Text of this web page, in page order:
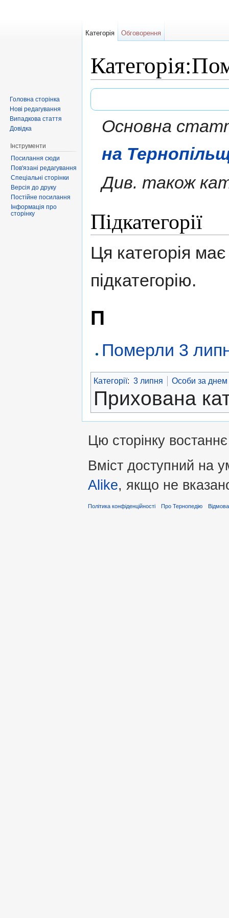
Основна
на
Див. також
Підкатегорії
Ця категорія має
підкатегорію.
П
Померли 3
Категорії: 3 липня Особи за днем
Прихована
Категорія Обговорення
Головна сторінка
Нові редагування
Випадкова стаття
Довідка
Інструменти
Посилання сюди
Пов'язані редагування
Спеціальні сторінки
Версія до друку
Постійне посилання
Інформація про
сторінку
Цю сторінку
Вміст доступний на
Alike, якщо не
Політика конфіденційності Про Тернопедію Відмова